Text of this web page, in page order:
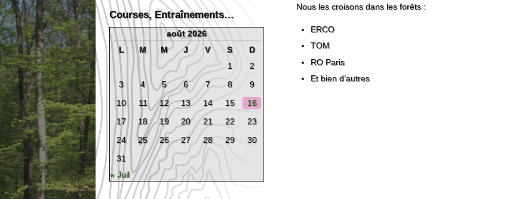
Nous les croisons dans les forêts :
ERCO
TOM
RO Paris
Et bien d’autres
Courses, Entraînements…
août 2026
L
M M J V S
D
1
2
3
4 5 6 7 8
9
10
11 12 13 14 15
16
17
18 19 20 21 22
23
24
25 26 27 28 29
30
31
« Juil